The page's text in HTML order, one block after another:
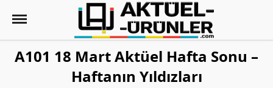
A101 18 Mart Aktüel Hafta Sonu –
Haftanın Yıldızları